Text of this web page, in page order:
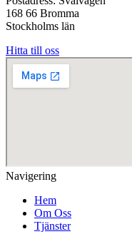
168 66 Bromma
Stockholms län
Hitta till oss
Navigering
Hem
Om Oss
Tjänster